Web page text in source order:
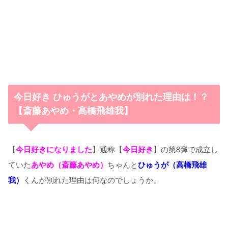
今日好き ひゅうがとあやめが別れた理由は！？
【斎藤あやめ・高橋飛雄我】
【今日好きになりました】通称【今日好き 】の第8弾で成立し
ていたあやめ（斎藤あやめ） ちゃんとひゅうが（高橋飛雄
我）
くんが別れた理由は何なのでしょうか。